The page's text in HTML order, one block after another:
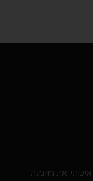
את מוזמנת